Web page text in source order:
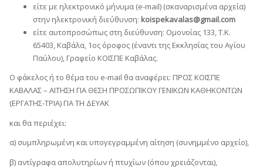
είτε με ηλεκτρονικό μήνυμα (e-mail) (σκαναρισμένα αρχεία)
στην ηλεκτρονική διεύθυνση: koispekavalas@gmail.com
είτε αυτοπροσώπως στη διεύθυνση: Ομονοίας 133, Τ.Κ.
65403, Καβάλα, 1ος όροφος (έναντι της Εκκλησίας του Αγίου
Παύλου), Γραφείο ΚΟΙΣΠΕ Καβάλας.
O φάκελος ή το θέμα του e-mail θα αναφέρει: ΠΡΟΣ ΚΟΙΣΠΕ
ΚΑΒΑΛΑΣ – ΑΙΤΗΣΗ ΓΙΑ ΘΕΣΗ ΠΡΟΣΩΠΙΚΟΥ ΓΕΝΙΚΩΝ ΚΑΘΗΚΟΝΤΩΝ
(ΕΡΓΑΤΗΣ-ΤΡΙΑ) ΓΙΑ ΤΗ ΔΕΥΑΚ
και θα περιέχει:
α) συμπληρωμένη και υπογεγραμμένη αίτηση (συνημμένο αρχείο),
β) αντίγραφα απολυτηρίων ή πτυχίων (όπου χρειάζονται),